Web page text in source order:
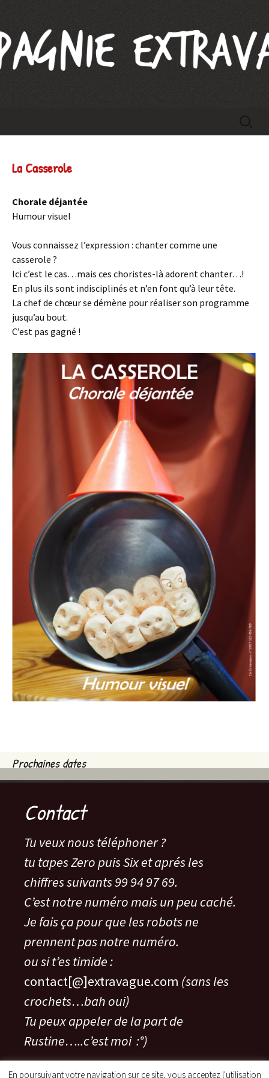
Compagnie Extravague
La Casserole
Chorale déjantée
Humour visuel
Vous connaissez l’expression : chanter comme une
casserole ?
Ici c’est le cas…mais ces choristes-là adorent chanter…!
En plus ils sont indisciplinés et n’en font qu’à leur tête.
La chef de chœur se démène pour réaliser son programme
jusqu’au bout.
C’est pas gagné !
Prochaines dates
Contact
Tu veux nous téléphoner ?
tu tapes Zero puis Six et aprés les
chiffres suivants 99 94 97 69.
C’est notre numéro mais un peu caché.
Je fais ça pour que les robots ne
prennent pas notre numéro.
ou si t’es timide :
contact[@]extravague.com (sans les
crochets…bah oui)
Tu peux appeler de la part de
Rustine…..c’est moi :°)
En poursuivant votre navigation sur ce site, vous acceptez l'utilisation